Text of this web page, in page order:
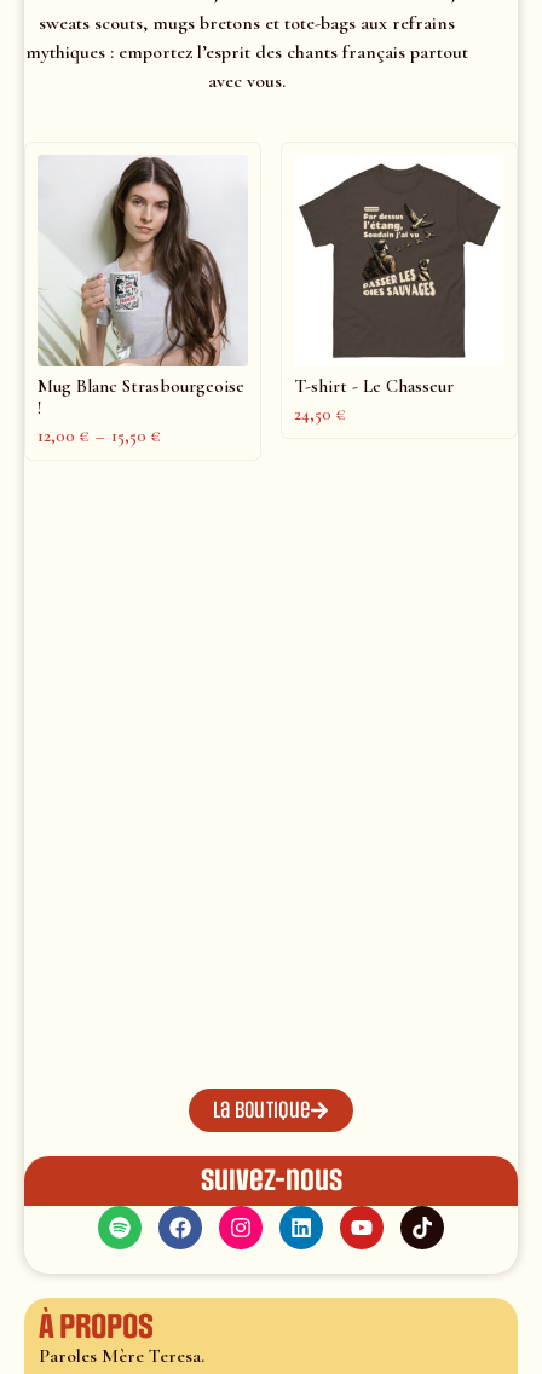
sweats scouts, mugs bretons et tote-bags aux refrains
mythiques : emportez l’esprit des chants français partout
avec vous.
Mug Blanc Strasbourgeoise
!
12,00 € – 15,50 €
T-shirt - Le Chasseur
24,50 €
La boutique
Suivez-nous
À propos
Paroles Mère Teresa.